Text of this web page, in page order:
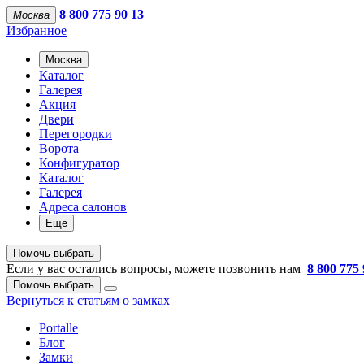
Москва
8 800 775 90 13
Избранное
Москва
Каталог
Галерея
Акция
Двери
Перегородки
Ворота
Конфигуратор
Каталог
Галерея
Адреса салонов
Еще
Помочь выбрать
Если у вас остались вопросы, можете позвонить нам 8 800 775
Помочь выбрать
Вернуться к статьям о замках
Portalle
Блог
Замки